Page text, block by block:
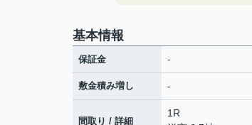
基本情報
保証金 -
敷金積み増し -
間取り / 詳細
1R